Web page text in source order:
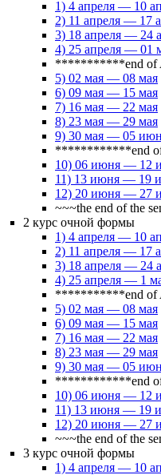
1) 4 апреля — 10
2) 11 апреля — 17
3) 18 апреля — 24
4) 25 апреля — 01
***********end
5) 02 мая — 08 мая
6) 09 мая — 15 мая
7) 16 мая — 22 мая
8) 23 мая — 29 мая
9) 30 мая — 05
************end
10) 06 июня — 12
11) 13 июня — 19
12) 20 июня — 27
~~~the end of the
2 курс очной формы
1) 4 апреля — 10
2) 11 апреля — 17
3) 18 апреля — 24
4) 25 апреля — 1
***********end
5) 02 мая — 08 мая
6) 09 мая — 15 мая
7) 16 мая — 22 мая
8) 23 мая — 29 мая
9) 30 мая — 05
************end
10) 06 июня — 12
11) 13 июня — 19
12) 20 июня — 27
~~~the end of the
3 курс очной формы
1) 4 апреля — 10